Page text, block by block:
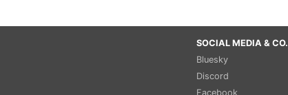
SOCIAL MEDIA & CO.
Bluesky
Discord
Facebook